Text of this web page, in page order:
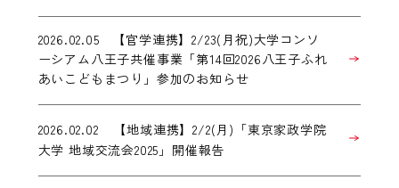
2026.02.05 【官学連携】2/23(月祝)大学コンソ
ーシアム八王子共催事業「第14回2026八王子ふれ
あいこどもまつり」参加のお知らせ
2026.02.02
【地域連携】2/2(月)「東京家政学院
大学 地域交流会2025」開催報告